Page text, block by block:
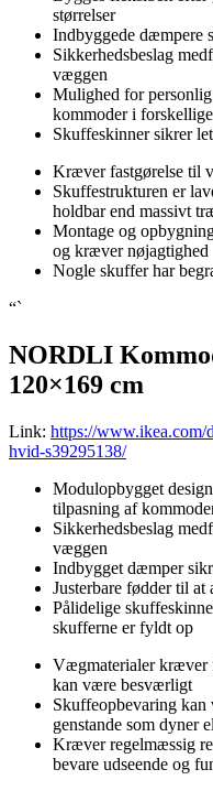
størrelser
Indbyggede dæmpere
Sikkerhedsbeslag
væggen
Mulighed for
kommoder i
Skuffeskinner sikrer
Kræver fastgørelse til
Skuffestrukturen er
holdbar end massivt
Montage og
og kræver nøjagtighed
Nogle skuffer har
“`
NORDLI
120×169 cm
Link: https://www.ikea.com/
hvid-s39295138/
Modulopbygget
tilpasning af
Sikkerhedsbeslag
væggen
Indbygget dæmper
Justerbare fødder til
Pålidelige
skufferne er fyldt op
Vægmaterialer kræver
kan være besværligt
Skuffeopbevaring
genstande som dyner
Kræver regelmæssig
bevare udseende og